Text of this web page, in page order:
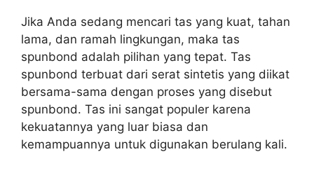
Jika Anda sedang mencari tas yang kuat, tahan
lama, dan ramah lingkungan, maka tas
spunbond adalah pilihan yang tepat. Tas
spunbond terbuat dari serat sintetis yang diikat
bersama-sama dengan proses yang disebut
spunbond. Tas ini sangat populer karena
kekuatannya yang luar biasa dan
kemampuannya untuk digunakan berulang kali.